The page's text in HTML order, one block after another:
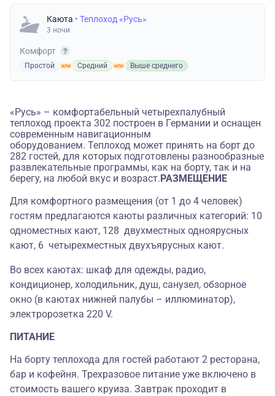
Каюта • Теплоход «Русь»
3 ночи
Комфорт
Простой Средний Выше среднего
«Русь» – комфортабельный четырехпалубный
теплоход проекта 302 построен в Германии и оснащен
современным навигационным
оборудованием. Теплоход может принять на борт до
282 гостей, для которых подготовлены разнообразные
развлекательные программы, как на борту, так и на
берегу, на любой вкус и возраст. РАЗМЕЩЕНИЕ
Для комфортного размещения (от 1 до 4 человек)
гостям предлагаются каюты различных категорий: 10
одноместных кают, 128 двухместных одноярусных
кают, 6 четырехместных двухъярусных кают.
Во всех каютах: шкаф для одежды, радио,
кондиционер, холодильник, душ, санузел, обзорное
окно (в каютах нижней палубы – иллюминатор),
электророзетка 220 V.
ПИТАНИЕ
На борту теплохода для гостей работают 2 ресторана,
бар и кофейня. Трехразовое питание уже включено в
стоимость вашего круиза. Завтрак проходит в